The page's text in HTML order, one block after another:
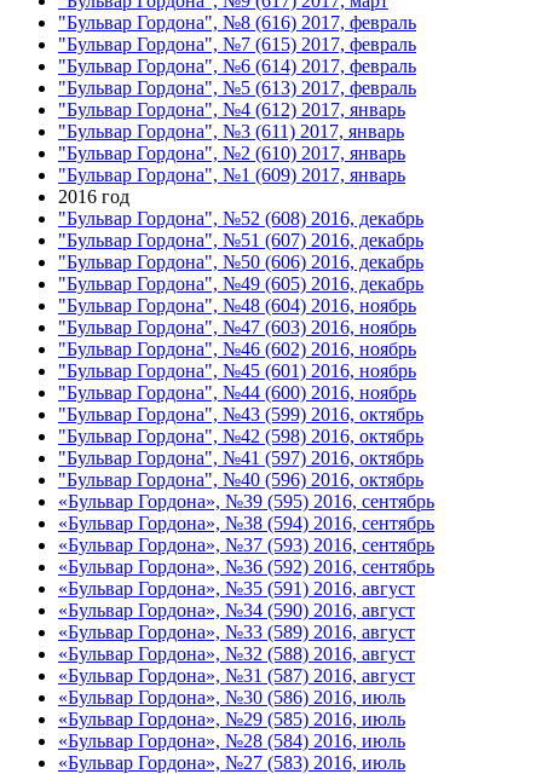
"Бульвар Гордона", №8 (616) 2017, февраль
"Бульвар Гордона", №7 (615) 2017, февраль
"Бульвар Гордона", №6 (614) 2017, февраль
"Бульвар Гордона", №5 (613) 2017, февраль
"Бульвар Гордона", №4 (612) 2017, январь
"Бульвар Гордона", №3 (611) 2017, январь
"Бульвар Гордона", №2 (610) 2017, январь
"Бульвар Гордона", №1 (609) 2017, январь
2016 год
"Бульвар Гордона", №52 (608) 2016, декабрь
"Бульвар Гордона", №51 (607) 2016, декабрь
"Бульвар Гордона", №50 (606) 2016, декабрь
"Бульвар Гордона", №49 (605) 2016, декабрь
"Бульвар Гордона", №48 (604) 2016, ноябрь
"Бульвар Гордона", №47 (603) 2016, ноябрь
"Бульвар Гордона", №46 (602) 2016, ноябрь
"Бульвар Гордона", №45 (601) 2016, ноябрь
"Бульвар Гордона", №44 (600) 2016, ноябрь
"Бульвар Гордона", №43 (599) 2016, октябрь
"Бульвар Гордона", №42 (598) 2016, октябрь
"Бульвар Гордона", №41 (597) 2016, октябрь
"Бульвар Гордона", №40 (596) 2016, октябрь
«Бульвар Гордона», №39 (595) 2016, сентябрь
«Бульвар Гордона», №38 (594) 2016, сентябрь
«Бульвар Гордона», №37 (593) 2016, сентябрь
«Бульвар Гордона», №36 (592) 2016, сентябрь
«Бульвар Гордона», №35 (591) 2016, август
«Бульвар Гордона», №34 (590) 2016, август
«Бульвар Гордона», №33 (589) 2016, август
«Бульвар Гордона», №32 (588) 2016, август
«Бульвар Гордона», №31 (587) 2016, август
«Бульвар Гордона», №30 (586) 2016, июль
«Бульвар Гордона», №29 (585) 2016, июль
«Бульвар Гордона», №28 (584) 2016, июль
«Бульвар Гордона», №27 (583) 2016, июль